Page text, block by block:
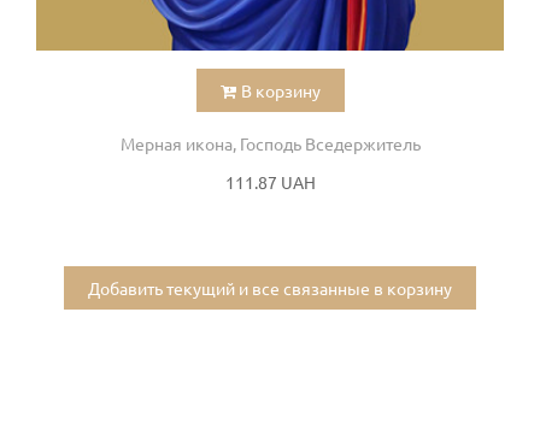
В корзину
Мерная икона, Господь Вседержитель
111.87 UAH
Добавить текущий и все связанные в корзину